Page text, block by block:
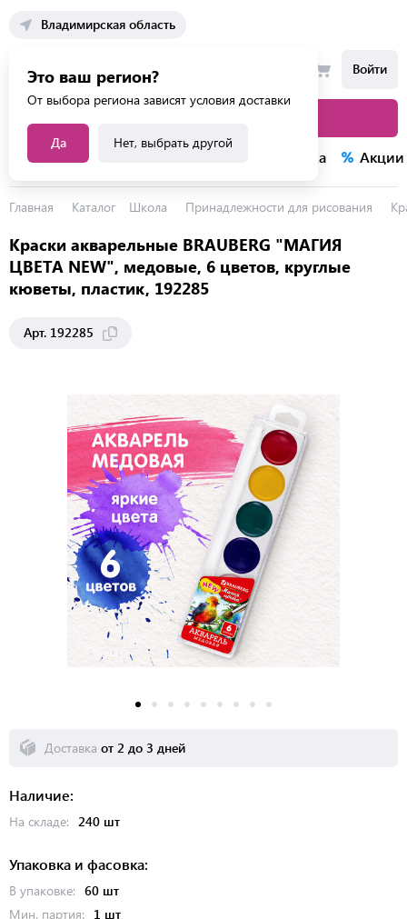
Владимирская область
Это ваш регион?
От выбора региона зависят условия доставки
Да Нет, выбрать другой
Войти
Каталог услуг Распродажа Акции
Главная Каталог Школа Принадлежности для рисования
Краски акварельные BRAUBERG "МАГИЯ
ЦВЕТА NEW", медовые, 6 цветов, круглые
кюветы, пластик, 192285
Арт. 192285
Наличие:
На складе: 240 шт
Упаковка и фасовка:
В упаковке: 60 шт
Мин. партия:
1 шт
Доставка от 2 до 3 дней